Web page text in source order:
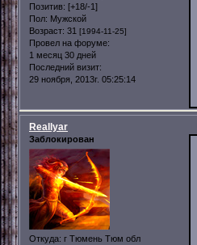
Позитив: [+18/-1]
Пол: Мужской
Возраст: 31 [1994-11-25]
Провел на форуме:
1 месяц 30 дней
Последний визит:
29 ноября, 2013г. 05:25:14
Reallyar
Заблокирован
Откуда: г Тюмень Тюм обл